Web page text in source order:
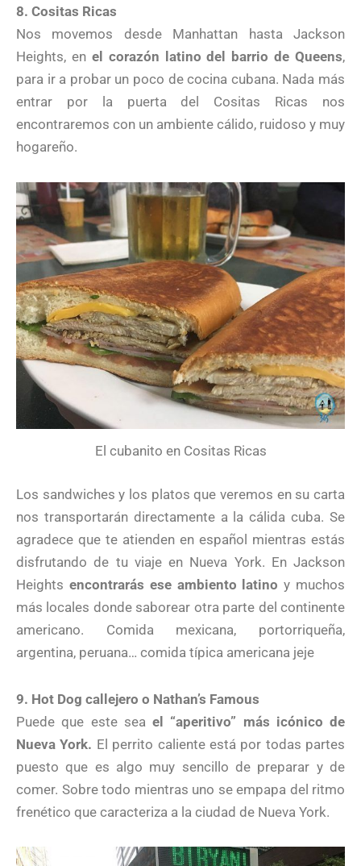
8. Cositas Ricas
Nos movemos desde Manhattan hasta Jackson
Heights, en el corazón latino del barrio de Queens,
para ir a probar un poco de cocina cubana. Nada más
entrar por la puerta del Cositas Ricas nos
encontraremos con un ambiente cálido, ruidoso y muy
hogareño.
El cubanito en Cositas Ricas
Los sandwiches y los platos que veremos en su carta
nos transportarán directamente a la cálida cuba. Se
agradece que te atienden en español mientras estás
disfrutando de tu viaje en Nueva York. En Jackson
Heights encontrarás ese ambiento latino y muchos
más locales donde saborear otra parte del continente
americano. Comida mexicana, portorriqueña,
argentina, peruana… comida típica americana jeje
9. Hot Dog callejero o Nathan’s Famous
Puede que este sea el “aperitivo” más icónico de
Nueva York. El perrito caliente está por todas partes
puesto que es algo muy sencillo de preparar y de
comer. Sobre todo mientras uno se empapa del ritmo
frenético que caracteriza a la ciudad de Nueva York.